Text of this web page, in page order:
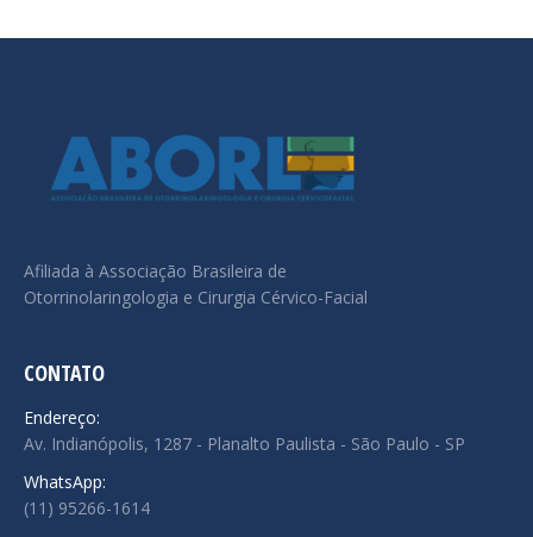
Afiliada à Associação Brasileira de
Otorrinolaringologia e Cirurgia Cérvico-Facial
CONTATO
Endereço:
Av. Indianópolis, 1287 - Planalto Paulista - São Paulo - SP
WhatsApp:
(11) 95266-1614